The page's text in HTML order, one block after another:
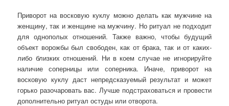
Приворот на восковую куклу можно делать как мужчине на
женщину, так и женщине на мужчину. Но ритуал не подходит
для однополых отношений. Также важно, чтобы будущий
объект ворожбы был свободен, как от брака, так и от каких-
либо близких отношений. Ни в коем случае не игнорируйте
наличие соперницы или соперника. Иначе, приворот на
восковую куклу даст непредсказуемый результат и может
горько разочаровать вас. Лучше подстраховаться и провести
дополнительно ритуал остуды или отворота.